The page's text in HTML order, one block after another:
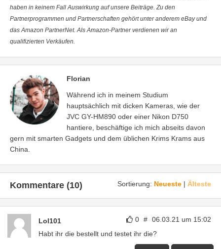
haben in keinem Fall Auswirkung auf unsere Beiträge. Zu den
Partnerprogrammen und Partnerschaften gehört unter anderem eBay und
das Amazon PartnerNet. Als Amazon-Partner verdienen wir an
qualifizierten Verkäufen.
Florian
Während ich in meinem Studium
hauptsächlich mit dicken Kameras, wie der
JVC GY-HM890 oder einer Nikon D750
hantiere, beschäftige ich mich abseits davon
gern mit smarten Gadgets und dem üblichen Krims Krams aus
China.
Sortierung: Neueste | Älteste
Kommentare (10)
0 # 06.03.21 um 15:02
Lol101
Habt ihr die bestellt und testet ihr die?